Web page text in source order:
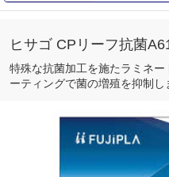
ヒサゴ CPリーフ抗菌
特殊な抗菌加工を施たラミネ
ーティングで菌の増殖を抑制し